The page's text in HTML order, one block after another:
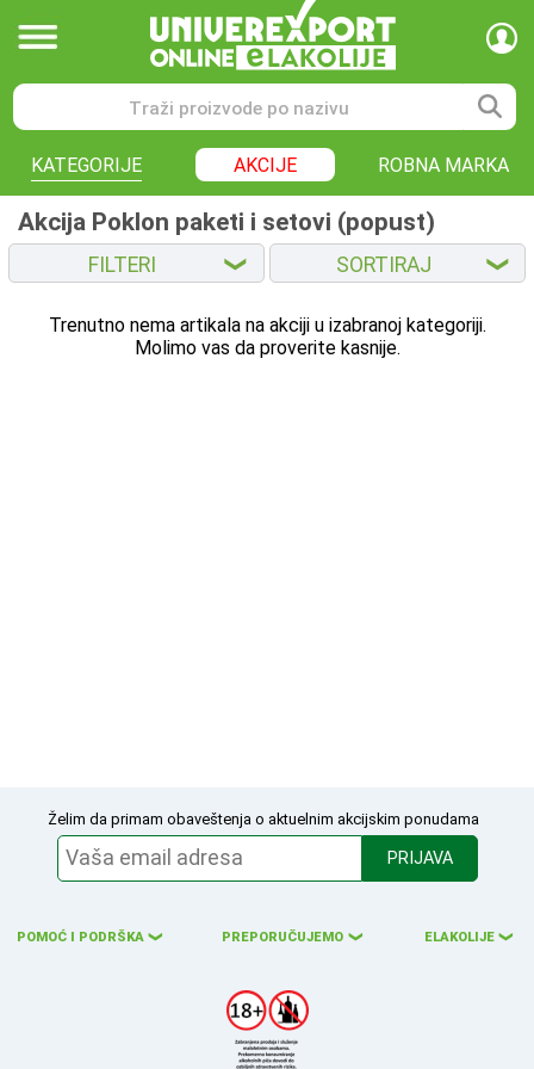
KATEGORIJE AKCIJE ROBNA MARKA
Akcija Poklon paketi i setovi (popust)
FILTERI ❮ SORTIRAJ ❮
Trenutno nema artikala na akciji u izabranoj kategoriji.
Molimo vas da proverite kasnije.
Želim da primam obaveštenja o aktuelnim akcijskim ponudama
PRIJAVA
POMOĆ I PODRŠKA ❮ PREPORUČUJEMO ❮ ELAKOLIJE ❮